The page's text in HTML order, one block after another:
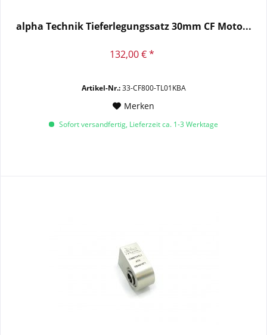
alpha Technik Tieferlegungssatz 30mm CF Moto...
132,00 € *
Artikel-Nr.:33-CF800-TL01KBA
Merken
Sofort versandfertig, Lieferzeit ca. 1-3 Werktage